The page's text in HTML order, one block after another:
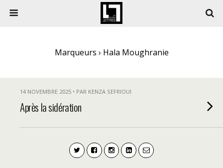
Marqueurs › Hala Moughranie
14 NOVEMBRE 2025 • PAR KENZA SEFRIOUI
Après la sidération